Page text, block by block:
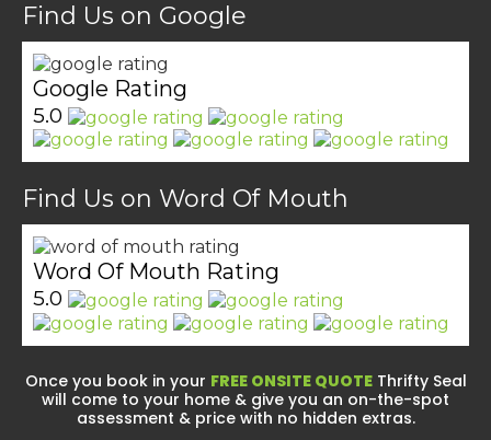
Find Us on Google
Google Rating
5.0
Find Us on Word Of Mouth
Word Of Mouth Rating
5.0
Once you book in your FREE ONSITE QUOTEThrifty Seal
will come to your home & give you an on-the-spot
assessment & price with no hidden extras.